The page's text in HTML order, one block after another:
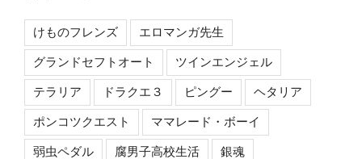
けものフレンズ エロマンガ先生
グランドセフトオート ツインエンジェル
テラリア ドラクエ３ ピングー ヘタリア
ポンコツクエスト ママレード・ボーイ
弱虫ペダル 腐男子高校生活 銀魂